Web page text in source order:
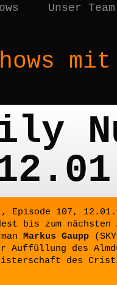
Unser Team
mit
Episode 107,
bis zum
Markus Gaupp
Auffüllung des
des